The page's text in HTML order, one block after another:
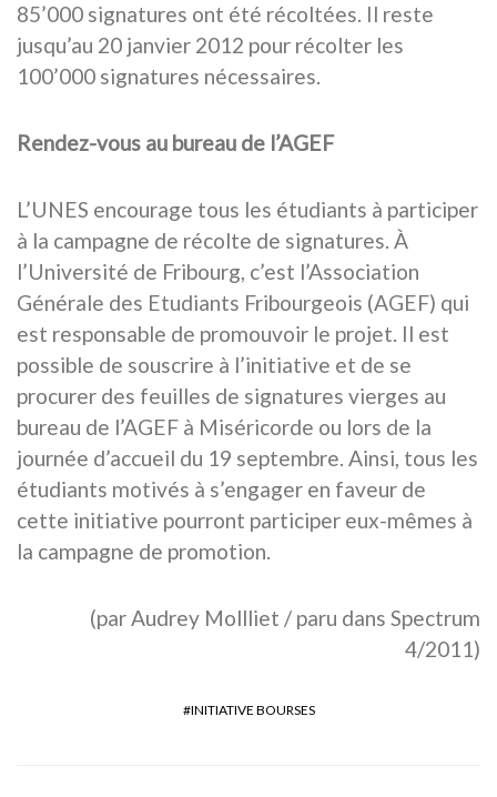
85’000 signatures ont été récoltées. Il reste
jusqu’au 20 janvier 2012 pour récolter les
100’000 signatures nécessaires.
Rendez-vous au bureau de l’AGEF
L’UNES encourage tous les étudiants à participer
à la campagne de récolte de signatures. À
l’Université de Fribourg, c’est l’Association
Générale des Etudiants Fribourgeois (AGEF) qui
est responsable de promouvoir le projet. Il est
possible de souscrire à l’initiative et de se
procurer des feuilles de signatures vierges au
bureau de l’AGEF à Miséricorde ou lors de la
journée d’accueil du 19 septembre. Ainsi, tous les
étudiants motivés à s’engager en faveur de
cette initiative pourront participer eux-mêmes à
la campagne de promotion.
(par Audrey Mollliet / paru dans Spectrum
4/2011)
INITIATIVE BOURSES